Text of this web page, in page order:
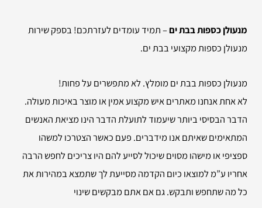
מנעולן כספות בבת ים– תמיד עומדים לעזרתכם! בספק שירות
מנעולן כספות מקצועי בבת ים.
מנעולן כספות בבת ים מומלץ. לא מתפשרים על פחות!
לא אחת אנחנו מאתרים איש מקצוע אמין או מוצר באיכות מעולה.
הדבר הבסיסי ביותר שיעמוד לתועלת הדבר הינו מציאת האנשים
המתאימים שאיתם אנו מידברים. פעם כאשר הצטרכו למשהו
ספציפי או מישהו מסוים שיכול לסייע להם היו צריכים לחפש הרבה
אחריו ע”מ למוצאו כיום הקדמה מסייעת לך שתמצא במהירות את
כל מה שתחפש ותבקש. גם אם אתם מבקשים שינוי